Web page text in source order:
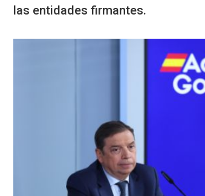
las entidades firmantes.